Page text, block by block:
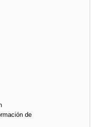
de